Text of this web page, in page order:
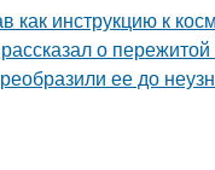
инструкцию к
о пережитой
ее до